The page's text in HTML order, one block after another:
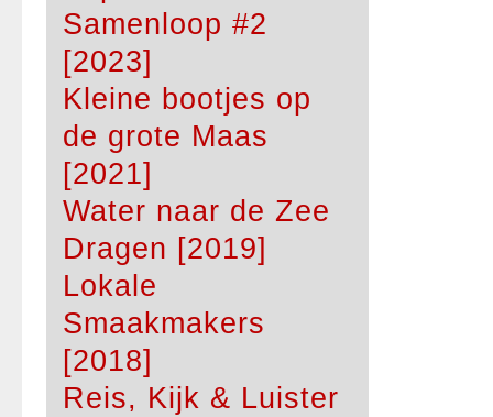
Samenloop #2
[2023]
Kleine bootjes op
de grote Maas
[2021]
Water naar de Zee
Dragen [2019]
Lokale
Smaakmakers
[2018]
Reis, Kijk & Luister